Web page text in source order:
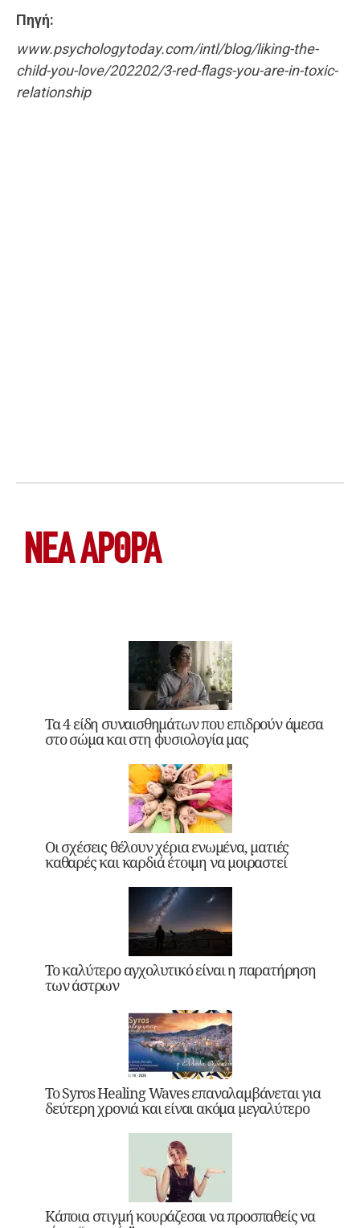
Πηγή:
www.psychologytoday.com/intl/blog/liking-the-
child-you-love/202202/3-red-flags-you-are-in-toxic-
relationship
ΝΕΑ ΆΡΘΡΑ
Τα 4 είδη συναισθημάτων που επιδρούν άμεσα
στο σώμα και στη φυσιολογία μας
Οι σχέσεις θέλουν χέρια ενωμένα, ματιές
καθαρές και καρδιά έτοιμη να μοιραστεί
Το καλύτερο αγχολυτικό είναι η παρατήρηση
των άστρων
Το Syros Healing Waves επαναλαμβάνεται για
δεύτερη χρονιά και είναι ακόμα μεγαλύτερο
Κάποια στιγμή κουράζεσαι να προσπαθείς να